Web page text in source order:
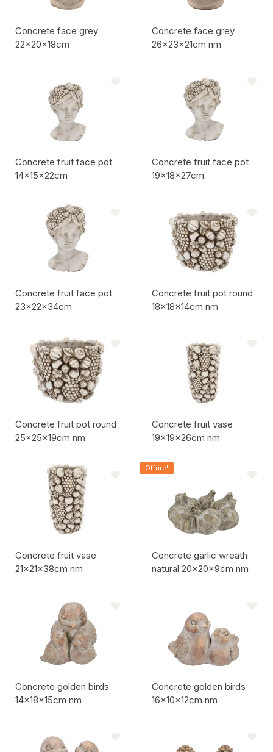
Concrete face grey
22x20x18cm
Concrete face grey
26x23x21cm nm
Concrete fruit face pot
14x15x22cm
Concrete fruit face pot
19x18x27cm
Concrete fruit face pot
23x22x34cm
Concrete fruit pot round
18x18x14cm nm
Concrete fruit pot round
25x25x19cm nm
Codice articolo:
Concrete fruit vase
19x19x26cm nm
Codice articolo:
Concrete fruit vase
21x21x38cm nm
Offrire!
Concrete garlic wreath
natural 20x20x9cm nm
Concrete golden birds
14x18x15cm nm
Concrete golden birds
16x10x12cm nm